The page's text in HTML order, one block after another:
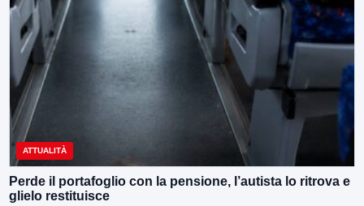
ATTUALITÀ
Perde il portafoglio con la pensione, l’autista lo ritrova e
glielo restituisce